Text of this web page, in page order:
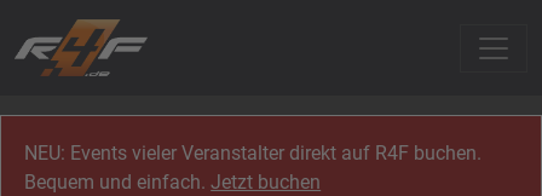
NEU: Events vieler Veranstalter direkt auf R4F buchen.
Bequem und einfach.Jetzt buchen